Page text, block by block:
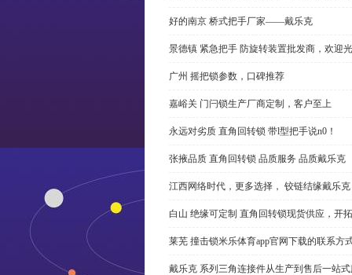
好的南京 桥式把手厂家——戴乐克
景德镇 紧急把手 防旋转装置批发商，欢迎
广州 摇把锁参数，口碑推荐
嘉峪关 门闩锁生产厂商定制，客户至上
永远对劣质 直角回转锁 带l型把手说n0！
张掖品质 直角回转锁 品质服务 品质戴乐克
江西网络时代，更多选择， 铰链结缘戴乐克
白山 绝缘可定制 直角回转锁现货供应，开
莱芜 撞击锁米乐体育app官网下载的联系方
戴乐克 系列三角连接件从生产到售后一站